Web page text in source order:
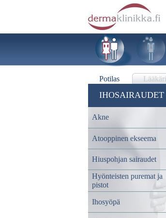
Potilas Lääkäri
IHOSAIRAUDET
Akne
Atooppinen ekseema
Hiuspohjan sairaudet
Hyönteisten puremat ja
pistot
Ihosyöpä